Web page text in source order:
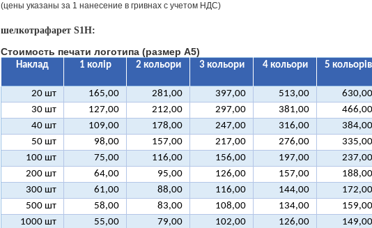
(цены указаны за 1 нанесение в гривнах с учетом НДС)
шелкотрафарет S1H:
Стоимость печати логотипа (размер А5)
Наклад 1 колір 2 кольори 3 кольори 4 кольори 5 кольорів
20 шт 165,00 281,00 397,00 513,00
630,00
30 шт
127,00 212,00 297,00 381,00
466,00
40 шт
109,00 178,00 247,00 316,00
384,00
50 шт
98,00 157,00 217,00 276,00
335,00
100 шт
75,00 116,00 156,00 197,00
237,00
200 шт
64,00 95,00 126,00 157,00
188,00
300 шт
61,00 88,00 116,00 144,00
172,00
500 шт
58,00 83,00 108,00 134,00
159,00
1000 шт
55,00 79,00 102,00 126,00
149,00